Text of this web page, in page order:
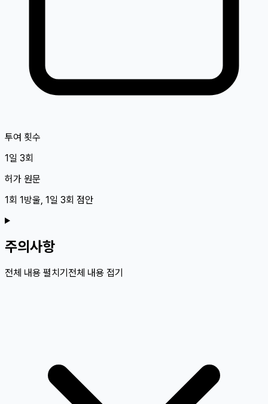
투여 횟수
1일 3회
허가 원문
1회 1방울, 1일 3회 점안
주의사항
전체 내용 펼치기 전체 내용 접기